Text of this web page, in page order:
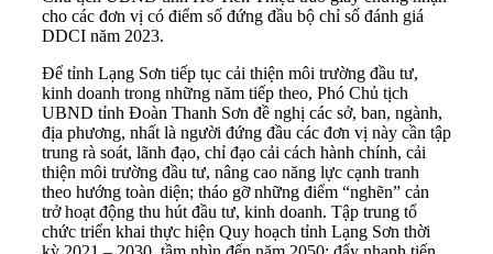
cho các đơn vị có điểm số đứng đầu bộ chỉ số đánh giá
DDCI năm 2023.
Để tỉnh Lạng Sơn tiếp tục cải thiện môi trường đầu tư,
kinh doanh trong những năm tiếp theo, Phó Chủ tịch
UBND tỉnh Đoàn Thanh Sơn đề nghị các sở, ban, ngành,
địa phương, nhất là người đứng đầu các đơn vị này cần tập
trung rà soát, lãnh đạo, chỉ đạo cải cách hành chính, cải
thiện môi trường đầu tư, nâng cao năng lực cạnh tranh
theo hướng toàn diện; tháo gỡ những điểm “nghẽn” cản
trở hoạt động thu hút đầu tư, kinh doanh. Tập trung tổ
chức triển khai thực hiện Quy hoạch tỉnh Lạng Sơn thời